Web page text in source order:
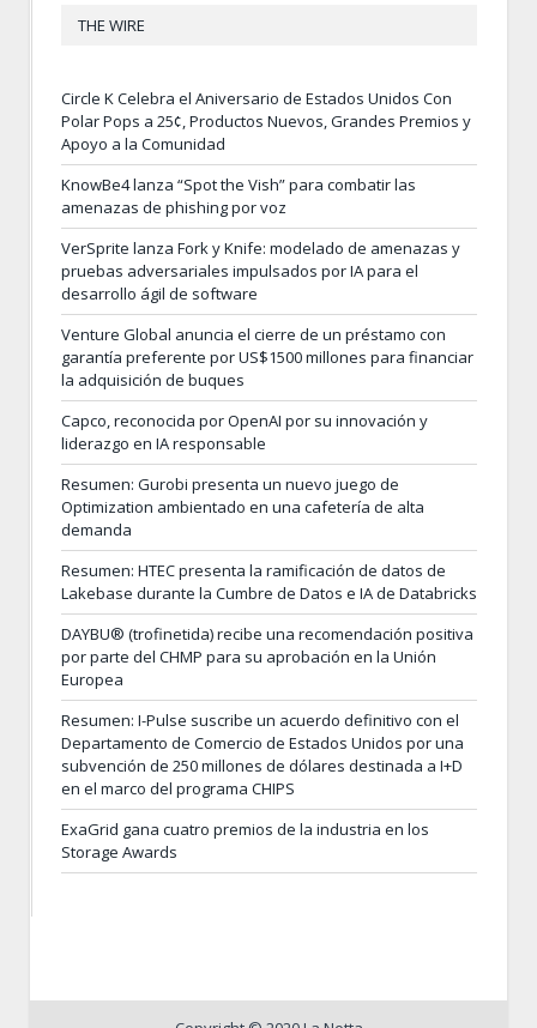
THE WIRE
Circle K Celebra el Aniversario de Estados Unidos Con
Polar Pops a 25¢, Productos Nuevos, Grandes Premios y
Apoyo a la Comunidad
KnowBe4 lanza “Spot the Vish” para combatir las
amenazas de phishing por voz
VerSprite lanza Fork y Knife: modelado de amenazas y
pruebas adversariales impulsados por IA para el
desarrollo ágil de software
Venture Global anuncia el cierre de un préstamo con
garantía preferente por US$1500 millones para financiar
la adquisición de buques
Capco, reconocida por OpenAI por su innovación y
liderazgo en IA responsable
Resumen: Gurobi presenta un nuevo juego de
Optimization ambientado en una cafetería de alta
demanda
Resumen: HTEC presenta la ramificación de datos de
Lakebase durante la Cumbre de Datos e IA de Databricks
DAYBU® (trofinetida) recibe una recomendación positiva
por parte del CHMP para su aprobación en la Unión
Europea
Resumen: I-Pulse suscribe un acuerdo definitivo con el
Departamento de Comercio de Estados Unidos por una
subvención de 250 millones de dólares destinada a I+D
en el marco del programa CHIPS
ExaGrid gana cuatro premios de la industria en los
Storage Awards